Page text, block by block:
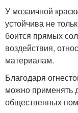
У мозаичной
устойчива не
боится прямых
воздействия,
материалам.
Благодаря
можно применять
общественных